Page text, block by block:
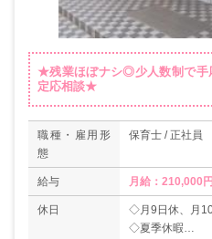
★残業ほぼナシ◎少人数制で手
定応相談★
職種・雇用形
態
保育士 / 正社員
給与 月給：210,000
休日
◇月9日休、月
◇夏季休暇